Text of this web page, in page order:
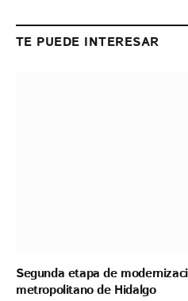
TE PUEDE INTERESAR
Segunda etapa de
metropolitano de Hidalgo